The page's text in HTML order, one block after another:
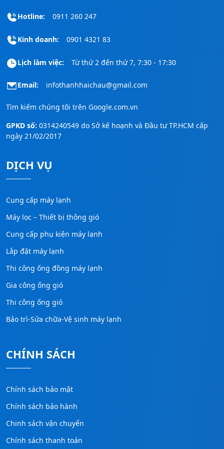
Hotline: 0911 260 247
Kinh doanh: 0901 4321 83
Lịch làm việc: Từ thứ 2 đến thứ 7, 7:30 - 17:30
Email: infothanhhaichau@gmail.com
Tìm kiếm chúng tôi trên Google.com.vn
GPKD số: 0314240549 do Sở kế hoạnh và Đầu tư TP.HCM cấp
ngày 21/02/2017
DỊCH VỤ
Cung cấp máy lạnh
Máy lọc – Thiết bị thông gió
Cung cấp phụ kiện máy lạnh
Lắp đặt máy lạnh
Thi công ống đồng máy lạnh
Gia công ống gió
Thi công ống gió
Bảo trì-Sửa chữa-Vệ sinh máy lạnh
CHÍNH SÁCH
Chính sách bảo mật
Chính sách bảo hành
Chinh sách vận chuyển
Chính sách thanh toán